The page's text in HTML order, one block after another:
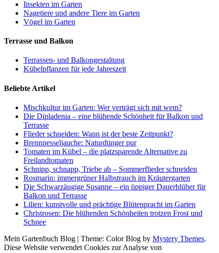
Insekten im Garten
Nagetiere und andere Tiere im Garten
Vögel im Garten
Terrasse und Balkon
Terrassen- und Balkongestaltung
Kübelpflanzen für jede Jahreszeit
Beliebte Artikel
Mischkultur im Garten: Wer verträgt sich mit wem?
Die Dipladenia – eine blühende Schönheit für Balkon und
Terrasse
Flieder schneiden: Wann ist der beste Zeitpunkt?
Brennnesseljauche: Naturdünger pur
Tomaten im Kübel – die platzsparende Alternative zu
Freilandtomaten
Schnipp, schnapp, Triebe ab – Sommerflieder schneiden
Rosmarin: immergrüner Halbstrauch im Kräutergarten
Die Schwarzäugige Susanne – ein üppiger Dauerblüher für
Balkon und Terrasse
Lilien: kunstvolle und prächtige Blütenpracht im Garten
Christrosen: Die blühenden Schönheiten trotzen Frost und
Schnee
Mein Gartenbuch Blog | Theme: Color Blog by Mystery Themes.
Diese Website verwendet Cookies zur Analyse von